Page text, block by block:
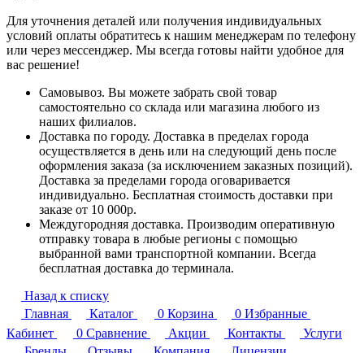
Для уточнения деталей или получения индивидуальных
условий оплаты обратитесь к нашим менеджерам по телефону
или через мессенджер. Мы всегда готовы найти удобное для
вас решение!
Самовывоз. Вы можете забрать свой товар
самостоятельно со склада или магазина любого из
наших филиалов.
Доставка по городу. Доставка в пределах города
осуществляется в день или на следующий день после
оформления заказа (за исключением заказных позиций).
Доставка за пределами города оговаривается
индивидуально. Бесплатная стоимость доставки при
заказе от 10 000р.
Междугородняя доставка. Производим оперативную
отправку товара в любые регионы с помощью
выбранной вами транспортной компании. Всегда
бесплатная доставка до терминала.
Назад к списку
Главная
Каталог 0 Корзина 0 Избранные
Кабинет
0 Сравнение Акции Контакты
Услуги